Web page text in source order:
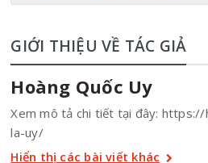
GIỚI THIỆU VỀ TÁC GIẢ
Hoàng Quốc Uy
Xem mô tả chi tiết tại đây: https://
la-uy/
Hiển thị các bài viết khác